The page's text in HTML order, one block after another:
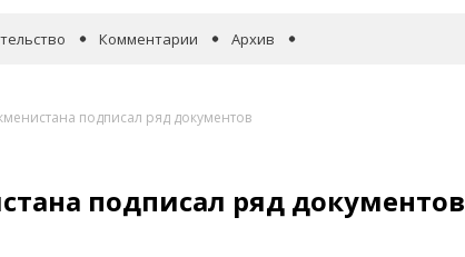
Комментарии Архив
подписал ряд документов
подписал ряд документов